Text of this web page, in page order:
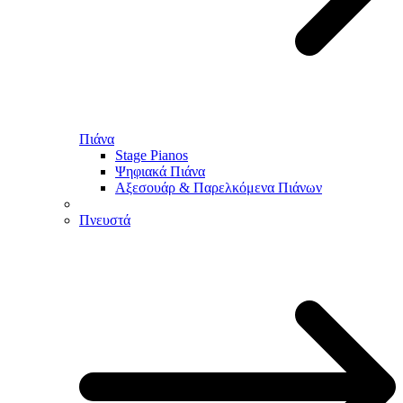
Πιάνα
Stage Pianos
Ψηφιακά Πιάνα
Αξεσουάρ & Παρελκόμενα Πιάνων
Πνευστά